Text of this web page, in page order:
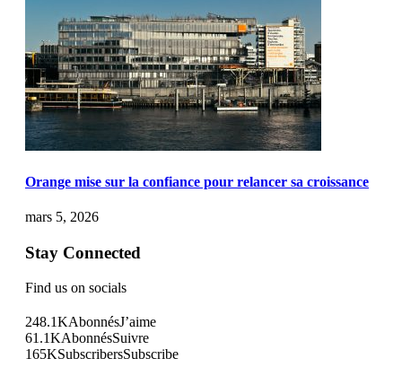
Orange mise sur la confiance pour relancer sa croissance
mars 5, 2026
Stay Connected
Find us on socials
248.1KAbonnésJ’aime
61.1KAbonnésSuivre
165KSubscribersSubscribe